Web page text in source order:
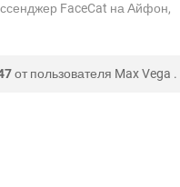
FaceCat на Айфон,
от пользователя Max Vega .